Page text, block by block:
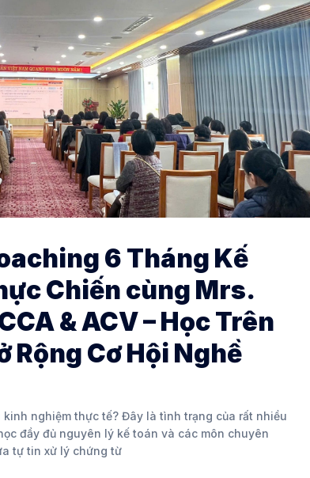
6 Tháng Kế
Chiến cùng Mrs.
& ACV – Học Trên
Rộng Cơ Hội Nghề
Đây là tình trạng của rất nhiều
tự tin xử lý chứng từ